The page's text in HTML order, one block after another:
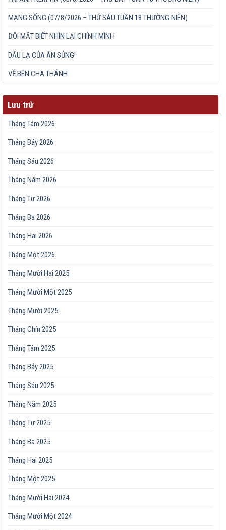
MẠNG SỐNG (07/8/2026 – THỨ SÁU TUẦN 18 THƯỜNG NIÊN)
ĐÔI MẮT BIẾT NHÌN LẠI CHÍNH MÌNH
DẤU LẠ CỦA ÂN SỦNG!
VỀ BÊN CHA THÁNH
Lưu trữ
Tháng Tám 2026
Tháng Bảy 2026
Tháng Sáu 2026
Tháng Năm 2026
Tháng Tư 2026
Tháng Ba 2026
Tháng Hai 2026
Tháng Một 2026
Tháng Mười Hai 2025
Tháng Mười Một 2025
Tháng Mười 2025
Tháng Chín 2025
Tháng Tám 2025
Tháng Bảy 2025
Tháng Sáu 2025
Tháng Năm 2025
Tháng Tư 2025
Tháng Ba 2025
Tháng Hai 2025
Tháng Một 2025
Tháng Mười Hai 2024
Tháng Mười Một 2024